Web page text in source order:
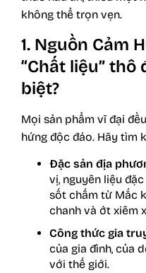
không thể trọn vẹn.
1. Nguồn Cảm
“Chất liệu”
biệt?
Mọi sản phẩm vĩ đại
hứng độc đáo. Hãy tìm
Đặc sản địa
vị, nguyên liệu
sốt chấm từ Mắc
chanh và ớt xiêm
Công thức gia
của gia đình, của
với thế giới.